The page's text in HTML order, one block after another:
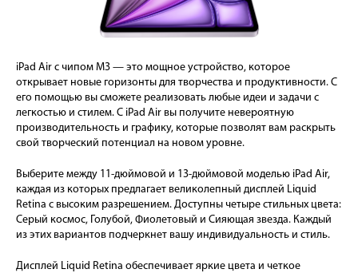
iPad Air с чипом M3 — это мощное устройство, которое
открывает новые горизонты для творчества и продуктивности. С
его помощью вы сможете реализовать любые идеи и задачи с
легкостью и стилем. С iPad Air вы получите невероятную
производительность и графику, которые позволят вам раскрыть
свой творческий потенциал на новом уровне.
Выберите между 11-дюймовой и 13-дюймовой моделью iPad Air,
каждая из которых предлагает великолепный дисплей Liquid
Retina с высоким разрешением. Доступны четыре стильных цвета:
Серый космос, Голубой, Фиолетовый и Сияющая звезда. Каждый
из этих вариантов подчеркнет вашу индивидуальность и стиль.
Дисплей Liquid Retina обеспечивает яркие цвета и четкое